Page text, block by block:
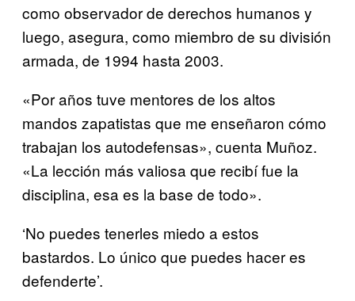
como observador de derechos humanos y
luego, asegura, como miembro de su división
armada, de 1994 hasta 2003.
«Por años tuve mentores de los altos
mandos zapatistas que me enseñaron cómo
trabajan los autodefensas», cuenta Muñoz.
«La lección más valiosa que recibí fue la
disciplina, esa es la base de todo».
‘No puedes tenerles miedo a estos
bastardos. Lo único que puedes hacer es
defenderte’.